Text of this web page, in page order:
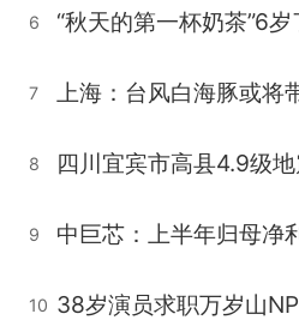
6 “秋天的第一杯奶茶”6岁
7
8
9
10 38岁演员求职万岁山